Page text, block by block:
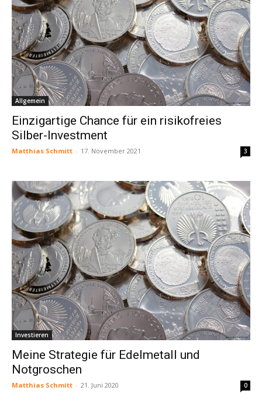
Allgemein
Einzigartige Chance für ein risikofreies
Silber-Investment
Matthias Schmitt - 17. November 2021 3
Investieren
Meine Strategie für Edelmetall und
Notgroschen
Matthias Schmitt - 21. Juni 2020 0